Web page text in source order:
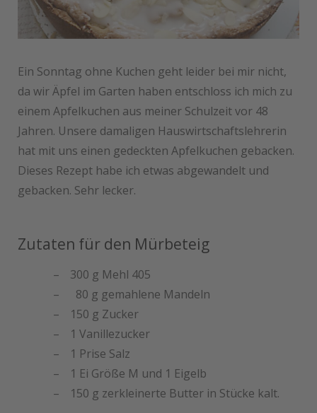
Ein Sonntag ohne Kuchen geht leider bei mir nicht,
da wir Äpfel im Garten haben entschloss ich mich zu
einem Apfelkuchen aus meiner Schulzeit vor 48
Jahren. Unsere damaligen Hauswirtschaftslehrerin
hat mit uns einen gedeckten Apfelkuchen gebacken.
Dieses Rezept habe ich etwas abgewandelt und
gebacken. Sehr lecker.
Zutaten für den Mürbeteig
300 g Mehl 405
80 g gemahlene Mandeln
150 g Zucker
1 Vanillezucker
1 Prise Salz
1 Ei Größe M und 1 Eigelb
150 g zerkleinerte Butter in Stücke kalt.